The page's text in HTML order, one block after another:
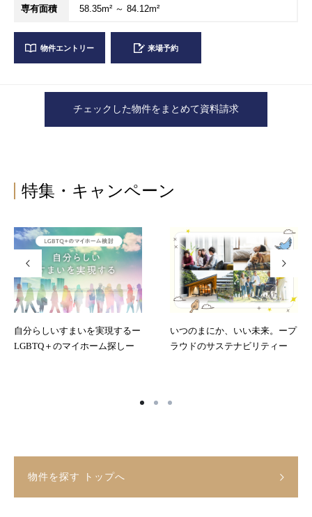
専有面積 58.35m² ～ 84.12m²
物件エントリー 来場予約
チェックした物件をまとめて資料請求
特集・キャンペーン
自分らしいすまいを実現するー
LGBTQ＋のマイホーム探しー
いつのまにか、いい未来。ープ
ラウドのサステナビリティー
物件を探す トップへ